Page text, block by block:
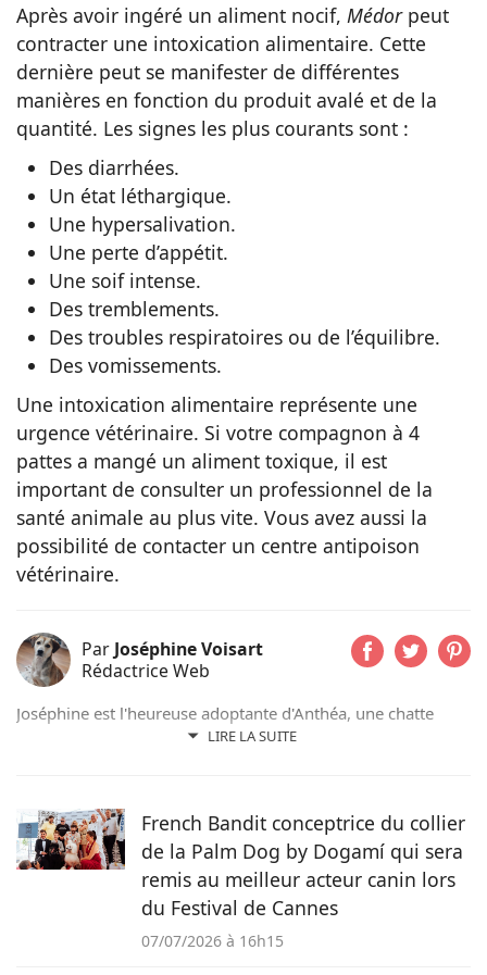
Après avoir ingéré un aliment nocif, Médorpeut
contracter une intoxication alimentaire. Cette
dernière peut se manifester de différentes
manières en fonction du produit avalé et de la
quantité. Les signes les plus courants sont :
Des diarrhées.
Un état léthargique.
Une hypersalivation.
Une perte d’appétit.
Une soif intense.
Des tremblements.
Des troubles respiratoires ou de l’équilibre.
Des vomissements.
Une intoxication alimentaire représente une
urgence vétérinaire. Si votre compagnon à 4
pattes a mangé un aliment toxique, il est
important de consulter un professionnel de la
santé animale au plus vite. Vous avez aussi la
possibilité de contacter un centre antipoison
vétérinaire.
Par Joséphine Voisart
Rédactrice Web
LIRE LA SUITE
Joséphine est l'heureuse adoptante d'Anthéa, une chatte
issue d'un refuge de sa région ; et de Lizzy, une chienne qui
des animaux et de tous ceux qui les aiment sur Pets-
Dating.com
French Bandit conceptrice du collier
de la Palm Dog by Dogamí qui sera
remis au meilleur acteur canin lors
du Festival de Cannes
07/07/2026 à 16h15